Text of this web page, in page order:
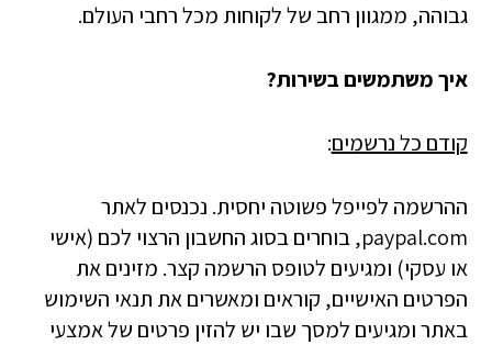
גבוהה, ממגוון רחב של לקוחות מכל רחבי העולם.
איך משתמשים בשירות?
קודם כל נרשמים:
ההרשמה לפייפל פשוטה יחסית. נכנסים לאתר
paypal.com, בוחרים בסוג החשבון הרצוי לכם (אישי
או עסקי) ומגיעים לטופס הרשמה קצר. מזינים את
הפרטים האישיים, קוראים ומאשרים את תנאי השימוש
באתר ומגיעים למסך שבו יש להזין פרטים של אמצעי